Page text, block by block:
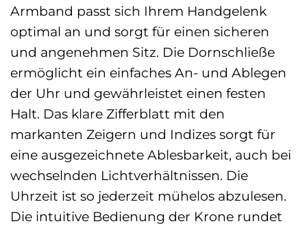
Armband passt sich Ihrem Handgelenk
optimal an und sorgt für einen sicheren
und angenehmen Sitz. Die Dornschließe
ermöglicht ein einfaches An- und Ablegen
der Uhr und gewährleistet einen festen
Halt. Das klare Zifferblatt mit den
markanten Zeigern und Indizes sorgt für
eine ausgezeichnete Ablesbarkeit, auch bei
wechselnden Lichtverhältnissen. Die
Uhrzeit ist so jederzeit mühelos abzulesen.
Die intuitive Bedienung der Krone rundet